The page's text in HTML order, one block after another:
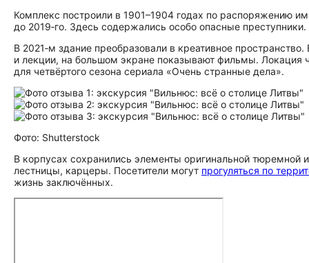
Комплекс построили в 1901–1904 годах по распоряжению
до 2019‑го. Здесь содержались особо опасные преступники.
В 2021‑м здание преобразовали в креативное
и лекции, на большом экране показывают фильмы. Локация
для четвёртого сезона сериала «Очень странные дела».
Фото: Shutterstock
В корпусах сохранились элементы оригинальной
лестницы, карцеры. Посетители могут прогуляться по
жизнь заключённых.